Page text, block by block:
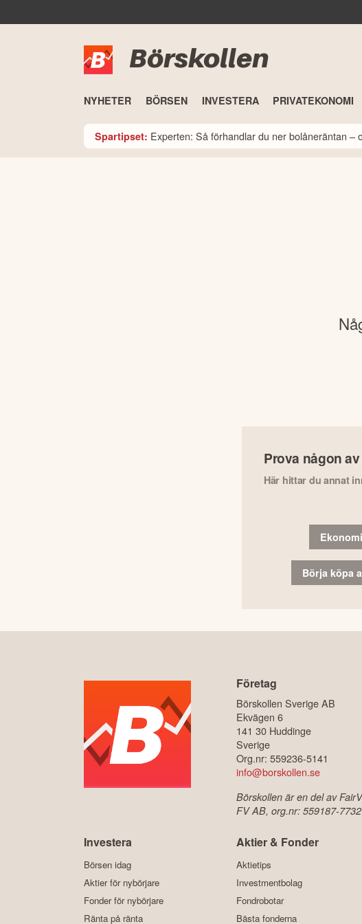
Börskollen
NYHETER BÖRSEN INVESTERA PRIVATEKONOMI
Spartipset: Experten: Så förhandlar du ner bolåneräntan –
Prova någon
Här hittar du annat
Börja köpa
Företag
Börskollen Sverige AB
Ekvägen 6
141 30 Huddinge
Sverige
Org.nr: 559236-5141
info@borskollen.se
Börskollen är en del av
FV AB, org.nr: 559187-7732
Investera
Börsen idag
Aktier för nybörjare
Fonder för nybörjare
Ränta på ränta
Aktier & Fonder
Aktietips
Investmentbolag
Fondrobotar
Bästa fonderna